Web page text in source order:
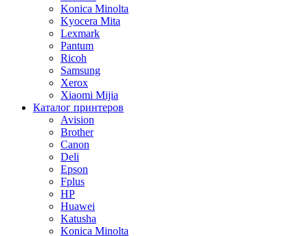
Konica Minolta
Kyocera Mita
Lexmark
Pantum
Ricoh
Samsung
Xerox
Xiaomi Mijia
Каталог принтеров
Avision
Brother
Canon
Deli
Epson
Fplus
HP
Huawei
Katusha
Konica Minolta